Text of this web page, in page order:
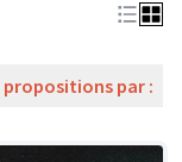
propositions par :